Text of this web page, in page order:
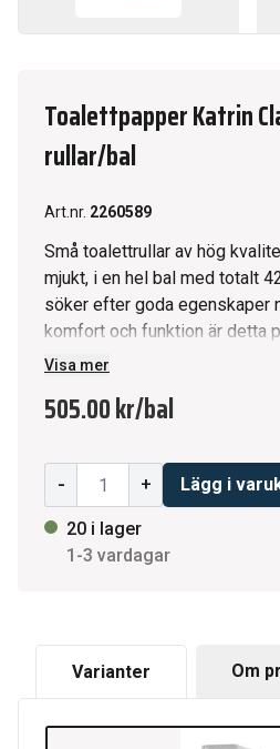
Toalettpapper Katrin
rullar/bal
Art.nr. 2260589
Små toalettrullar av hög
mjukt, i en hel bal med totalt 42 st
söker efter goda egenskaper
komfort och funktion är detta
valet. Passar i alla offentliga
Svanen Lic.nr. 3005 0006
Visa mer
505.00 kr/bal
- + Lägg i
20 i lager
1-3 vardagar
Varianter Om